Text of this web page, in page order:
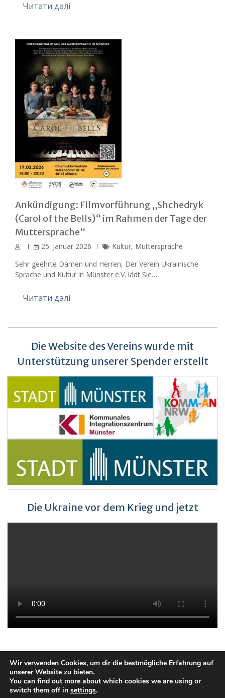
Читати далі
Ankündigung: Filmvorführung „Shchedryk
(Carol of the Bells)“ im Rahmen der Tage der
Muttersprache“
25. Januar 2026 Kultur, Muttersprache
Sehr geehrte Damen und Herren, Der Verein Ukrainische
Sprache und Kultur in Münster e.V. lädt Sie…
Читати далі
Die Website des Vereins wurde mit
Unterstützung unserer Spender erstellt
Die Ukraine vor dem Krieg und jetzt
Datenschutzerklärung
Impressum
Copyright. All rights reserved.
Wir verwenden Cookies, um dir die bestmögliche Erfahrung auf
unserer Website zu bieten.
You can find out more about which cookies we are using or
switch them off in settings.